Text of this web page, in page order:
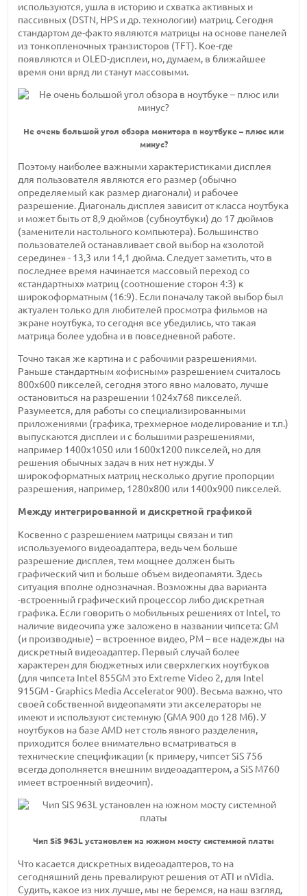
используются, ушла в историю и схватка активных и
пассивных (DSTN, HPS и др. технологии) матриц. Сегодня
стандартом де-факто являются матрицы на основе панелей
из тонкопленочных транзисторов (TFT). Кое-где
появляются и OLED-дисплеи, но, думаем, в ближайшее
время они вряд ли станут массовыми.
Не очень большой угол обзора монитора в ноутбуке – плюс или
минус?
Поэтому наиболее важными характеристиками дисплея
для пользователя являются его размер (обычно
определяемый как размер диагонали) и рабочее
разрешение. Диагональ дисплея зависит от класса ноутбука
и может быть от 8,9 дюймов (субноутбуки) до 17 дюймов
(заменители настольного компьютера). Большинство
пользователей останавливает свой выбор на «золотой
середине» - 13,3 или 14,1 дюйма. Следует заметить, что в
последнее время начинается массовый переход со
«стандартных» матриц (соотношение сторон 4:3) к
широкоформатным (16:9). Если поначалу такой выбор был
актуален только для любителей просмотра фильмов на
экране ноутбука, то сегодня все убедились, что такая
матрица более удобна и в повседневной работе.
Точно такая же картина и с рабочими разрешениями.
Раньше стандартным «офисным» разрешением считалось
800х600 пикселей, сегодня этого явно маловато, лучше
остановиться на разрешении 1024х768 пикселей.
Разумеется, для работы со специализированными
приложениями (графика, трехмерное моделирование и т.п.)
выпускаются дисплеи и с большими разрешениями,
например 1400х1050 или 1600х1200 пикселей, но для
решения обычных задач в них нет нужды. У
широкоформатных матриц несколько другие пропорции
разрешения, например, 1280х800 или 1400х900 пикселей.
Между интегрированной и дискретной графикой
Косвенно с разрешением матрицы связан и тип
используемого видеоадаптера, ведь чем больше
разрешение дисплея, тем мощнее должен быть
графический чип и больше объем видеопамяти. Здесь
ситуация вполне однозначная. Возможны два варианта
-встроенный графический процессор либо дискретная
графика. Если говорить о мобильных решениях от Intel, то
наличие видеочипа уже заложено в названии чипсета: GM
(и производные) – встроенное видео, PM – все надежды на
дискретный видеоадаптер. Первый случай более
характерен для бюджетных или сверхлегких ноутбуков
(для чипсета Intel 855GM это Extreme Video 2, для Intel
915GM - Graphics Media Accelerator 900). Весьма важно, что
своей собственной видеопамяти эти акселераторы не
имеют и используют системную (GMA 900 до 128 Мб). У
ноутбуков на базе AMD нет столь явного разделения,
приходится более внимательно всматриваться в
технические спецификации (к примеру, чипсет SiS 756
всегда дополняется внешним видеоадаптером, а SiS M760
имеет встроенный видеочип).
Чип SiS 963L установлен на южном мосту системной платы
Что касается дискретных видеоадаптеров, то на
сегодняшний день превалируют решения от ATI и nVidia.
Судить, какое из них лучше, мы не беремся, на наш взгляд,